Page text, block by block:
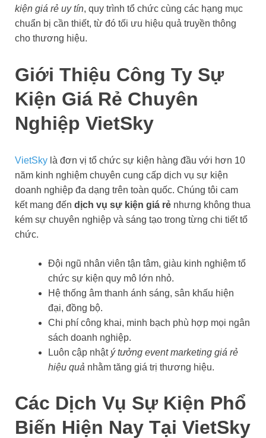
kiện giá rẻ uy tín, quy trình tổ chức cùng các hạng mục
chuẩn bị cần thiết, từ đó tối ưu hiệu quả truyền thông
cho thương hiệu.
Giới Thiệu Công Ty Sự
Kiện Giá Rẻ Chuyên
Nghiệp VietSky
VietSky là đơn vị tổ chức sự kiện hàng đầu với hơn 10
năm kinh nghiệm chuyên cung cấp dịch vụ sự kiện
doanh nghiệp đa dạng trên toàn quốc. Chúng tôi cam
kết mang đến dịch vụ sự kiện giá rẻ nhưng không thua
kém sự chuyên nghiệp và sáng tạo trong từng chi tiết tổ
chức.
Đội ngũ nhân viên tận tâm, giàu kinh nghiệm tổ
chức sự kiện quy mô lớn nhỏ.
Hệ thống âm thanh ánh sáng, sân khấu hiện
đại, đồng bộ.
Chi phí công khai, minh bạch phù hợp mọi ngân
sách doanh nghiệp.
Luôn cập nhật ý tưởng event marketing giá rẻ
hiệu quả nhằm tăng giá trị thương hiệu.
Các Dịch Vụ Sự Kiện Phổ
Biến Hiện Nay Tại VietSky